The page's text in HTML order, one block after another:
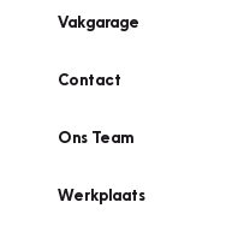
Vakgarage
Contact
Ons Team
Werkplaats